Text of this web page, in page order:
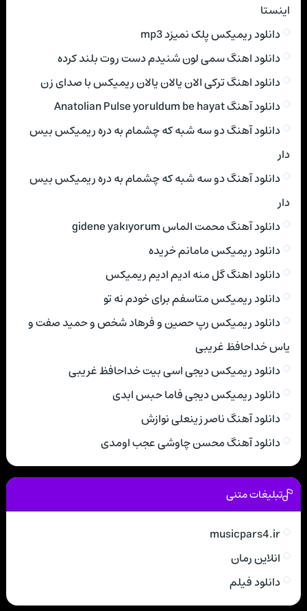
اینستا
دانلود ریمیکس پلک نمیزد mp3
دانلود اهنگ سمی لون شنیدم دست روت بلند کرده
دانلود اهنگ ترکی الان یالان یالان ریمیکس با صدای زن
دانلود آهنگ Anatolian Pulse yoruldum be hayat
دانلود آهنگ دو سه شبه که چشمام به دره ریمیکس بیس
دار
دانلود آهنگ دو سه شبه که چشمام به دره ریمیکس بیس
دار
دانلود آهنگ محمت الماس gidene yakıyorum
دانلود ریمیکس مامانم خریده
دانلود اهنگ گل منه ادیم ادیم ریمیکس
دانلود ریمیکس متاسفم برای خودم نه تو
دانلود ریمیکس رپ حصین و فرهاد شخص و حمید صفت و
یاس خداحافظ غریبی
دانلود ریمیکس دیجی اسی بیت خداحافظ غریبی
دانلود ریمیکس دیجی فاما حبس ابدی
دانلود آهنگ ناصر زینعلی نوازش
دانلود آهنگ محسن چاوشی عجب اومدی
تبلیغات متنی
musicpars4.ir
انلاین رمان
دانلود فیلم